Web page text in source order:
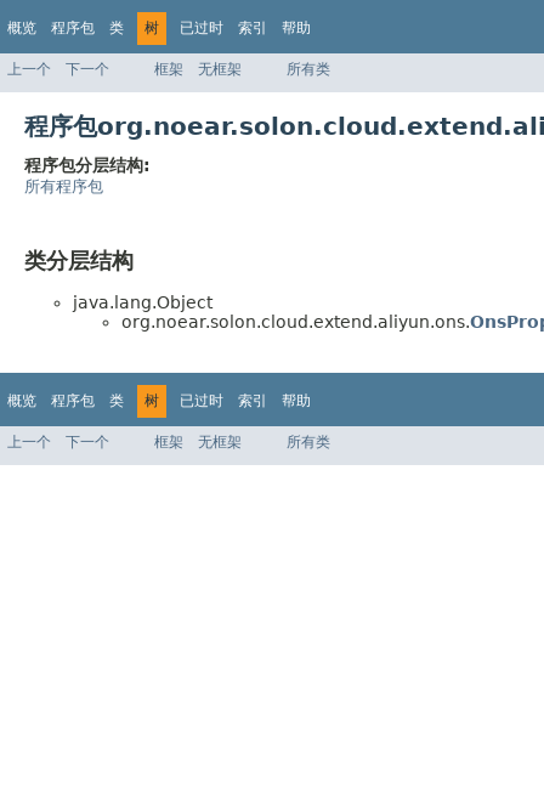
概览 程序包 类 树 已过时 索引 帮助
上一个 下一个 框架 无框架 所有类
程序包
程序包分层结构:
所有程序包
类分层结构
java.lang.Object
org.noear.solon.cloud.extend.aliyun.ons.
概览 程序包 类 树 已过时 索引 帮助
上一个 下一个 框架 无框架 所有类